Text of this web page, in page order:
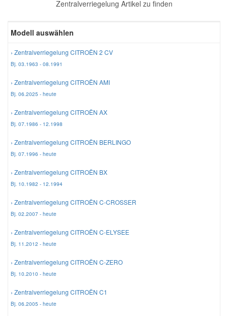
Zentralverriegelung Artikel zu finden
Modell auswählen
› Zentralverriegelung CITROËN 2 CV
Bj. 03.1963 - 08.1991
› Zentralverriegelung CITROËN AMI
Bj. 06.2025 - heute
› Zentralverriegelung CITROËN AX
Bj. 07.1986 - 12.1998
› Zentralverriegelung CITROËN BERLINGO
Bj. 07.1996 - heute
› Zentralverriegelung CITROËN BX
Bj. 10.1982 - 12.1994
› Zentralverriegelung CITROËN C-CROSSER
Bj. 02.2007 - heute
› Zentralverriegelung CITROËN C-ELYSEE
Bj. 11.2012 - heute
› Zentralverriegelung CITROËN C-ZERO
Bj. 10.2010 - heute
› Zentralverriegelung CITROËN C1
Bj. 06.2005 - heute
Zündanlage und Glühanlage
Daihatsu Ersatzteile
Mercedes Ersatzteile
Mini Ersatzteile